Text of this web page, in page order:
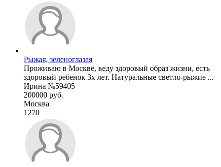
Рыжая, зеленоглазая
Проживаю в Москве, веду здоровый образ жизни, есть
здоровый ребенок 3х лет. Натуральные светло-рыжие ...
Ирина №59405
200000 руб.
Москва
1270